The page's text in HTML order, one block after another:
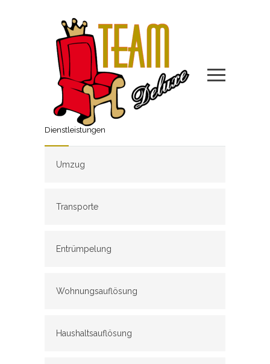
Dienstleistungen
Umzug
Transporte
Entrümpelung
Wohnungsauflösung
Haushaltsauflösung